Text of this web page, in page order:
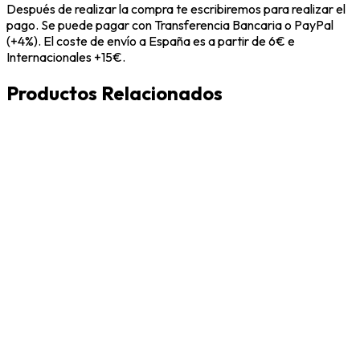
Después de realizar la compra te escribiremos para realizar el
pago. Se puede pagar con Transferencia Bancaria o PayPal
(+4%). El coste de envío a España es a partir de 6€ e
Internacionales +15€.
Productos Relacionados